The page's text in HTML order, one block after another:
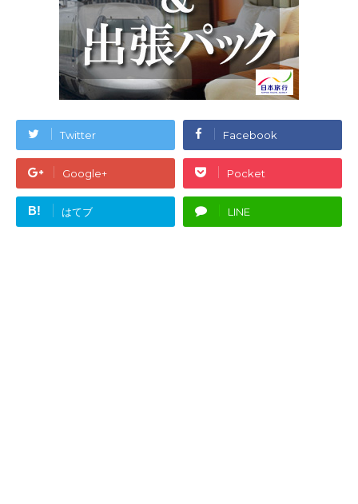
Twitter Facebook
Google+ Pocket
B! はてブ LINE